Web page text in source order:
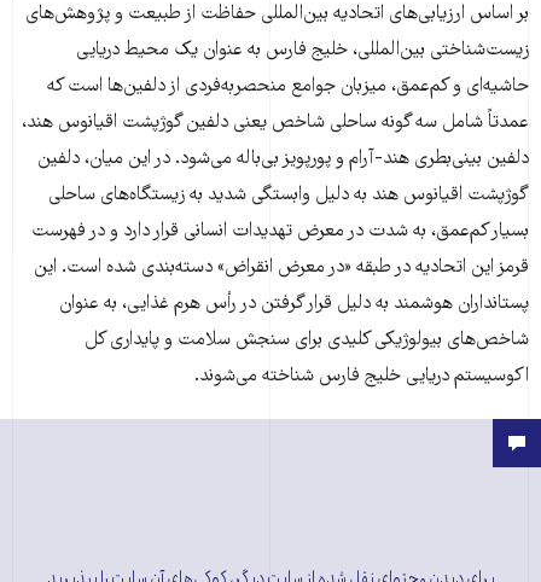
بر اساس ارزیابی‌های اتحادیه بین‌المللی حفاظت از طبیعت و پژوهش‌های
زیست‌شناختی بین‌المللی، خلیج فارس به عنوان یک محیط دریایی
حاشیه‌ای و کم‌عمق، میزبان جوامع منحصربه‌فردی از دلفین‌ها است که
عمدتاً شامل سه گونه ساحلی شاخص یعنی دلفین گوژپشت اقیانوس هند،
دلفین بینی‌بطری هند-آرام و پورپویز بی‌باله می‌شود. در این میان، دلفین
گوژپشت اقیانوس هند به دلیل وابستگی شدید به زیستگاه‌های ساحلی
بسیار کم‌عمق، به شدت در معرض تهدیدات انسانی قرار دارد و در فهرست
قرمز این اتحادیه در طبقه «در معرض انقراض» دسته‌بندی شده است. این
پستانداران هوشمند به دلیل قرار گرفتن در رأس هرم غذایی، به عنوان
شاخص‌های بیولوژیکی کلیدی برای سنجش سلامت و پایداری کل
اکوسیستم دریایی خلیج فارس شناخته می‌شوند.